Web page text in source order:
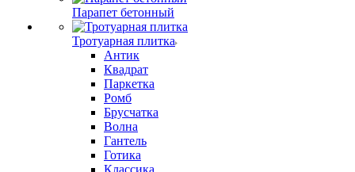
Парапет бетонный
Тротуарная плитка
Антик
Квадрат
Паркетка
Ромб
Брусчатка
Волна
Гантель
Готика
Классика